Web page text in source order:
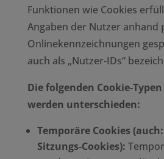
Funktionen wie Cookies
Angaben der Nutzer anhand
Onlinekennzeichnungen
auch als „Nutzer-IDs“
Die folgenden Cookie-
werden unterschieden:
Temporäre Cookies
Sitzungs-Cookies):